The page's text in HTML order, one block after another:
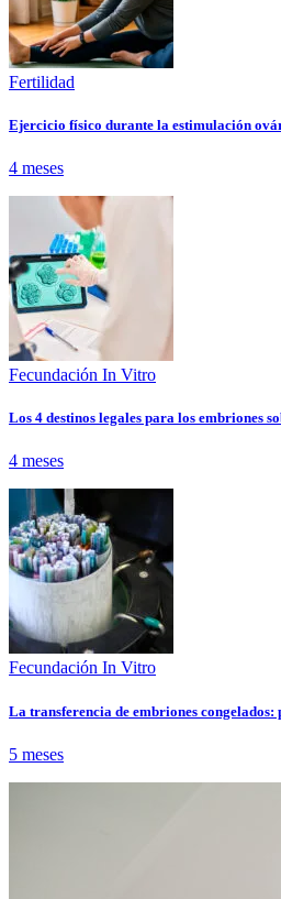
Fertilidad
Ejercicio físico durante la estimulación
4 meses
Fecundación In Vitro
Los 4 destinos legales para los embriones
4 meses
Fecundación In Vitro
La transferencia de embriones congelados:
5 meses